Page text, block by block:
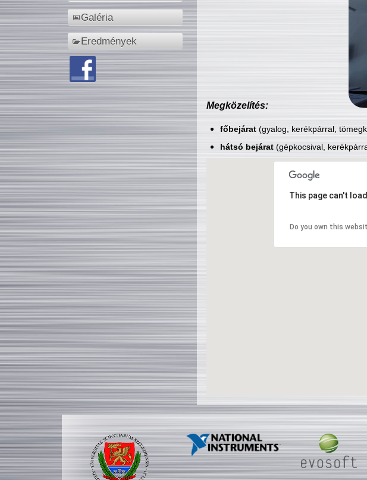
Galéria
Eredmények
Megközelítés:
főbejárat(gyalog, kerékpárral,
hátsó bejárat(gépkocsival,
This page can't
Do you own this